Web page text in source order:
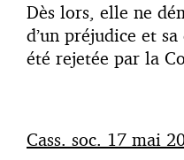
Dès lors, elle ne
d’un préjudice et
été rejetée par la
Cass. soc. 17 mai